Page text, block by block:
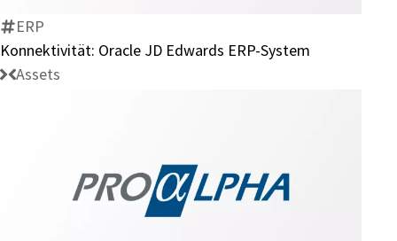
System
ERP
Konnektivität: Oracle JD Edwards ERP-System
Assets
Konnektivität: